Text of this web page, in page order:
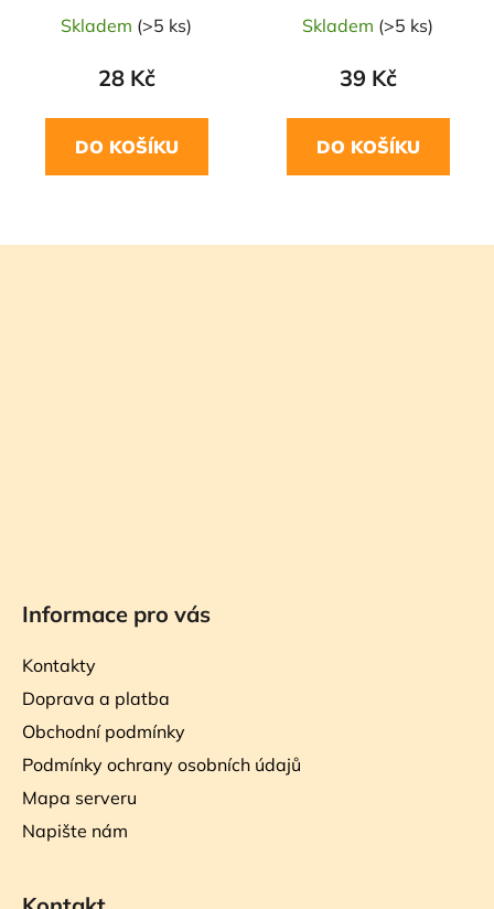
Skladem (>5 ks)
28 Kč
DO KOŠÍKU
Skladem (>5 ks)
39 Kč
DO KOŠÍKU
Informace pro vás
Kontakty
Doprava a platba
Obchodní podmínky
Podmínky ochrany osobních údajů
Mapa serveru
Napište nám